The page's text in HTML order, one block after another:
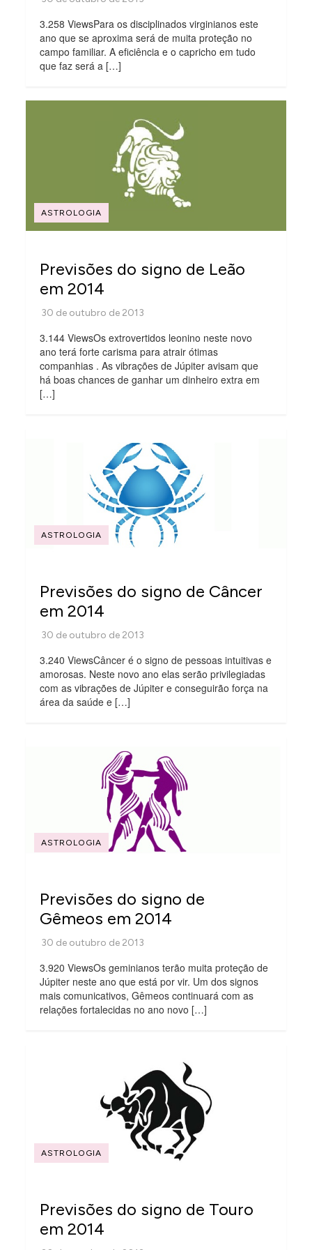
3.258 ViewsPara os disciplinados virginianos este
ano que se aproxima será de muita proteção no
campo familiar. A eficiência e o capricho em tudo
que faz será a […]
ASTROLOGIA
Previsões do signo de Leão
em 2014
3.144 ViewsOs extrovertidos leonino neste novo
ano terá forte carisma para atrair ótimas
companhias . As vibrações de Júpiter avisam que
há boas chances de ganhar um dinheiro extra em
[…]
ASTROLOGIA
Previsões do signo de Câncer
em 2014
3.240 ViewsCâncer é o signo de pessoas intuitivas e
amorosas. Neste novo ano elas serão privilegiadas
com as vibrações de Júpiter e conseguirão força na
área da saúde e […]
ASTROLOGIA
Previsões do signo de
Gêmeos em 2014
3.920 ViewsOs geminianos terão muita proteção de
Júpiter neste ano que está por vir. Um dos signos
mais comunicativos, Gêmeos continuará com as
relações fortalecidas no ano novo […]
ASTROLOGIA
Previsões do signo de Touro
em 2014